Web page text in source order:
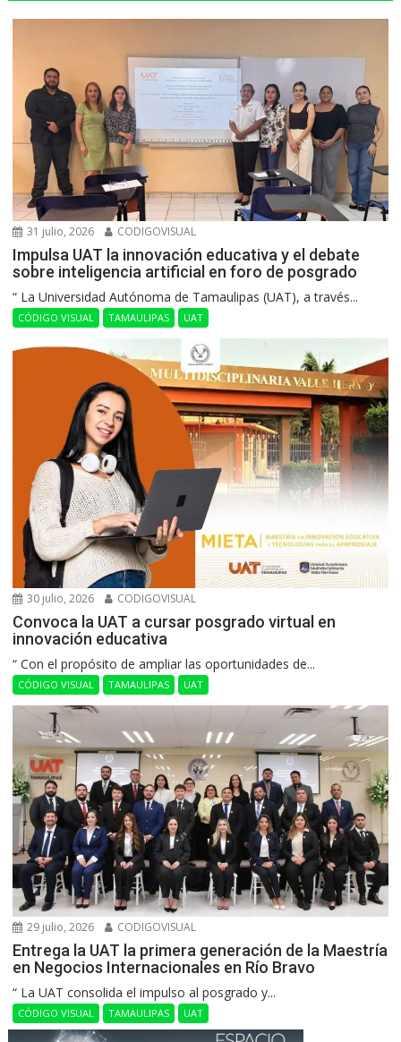
31 julio, 2026 CODIGOVISUAL
Impulsa UAT la innovación educativa y el debate
sobre inteligencia artificial en foro de posgrado
“ La Universidad Autónoma de Tamaulipas (UAT), a través...
CÓDIGO VISUAL TAMAULIPAS UAT
30 julio, 2026 CODIGOVISUAL
Convoca la UAT a cursar posgrado virtual en
innovación educativa
“ Con el propósito de ampliar las oportunidades de...
CÓDIGO VISUAL TAMAULIPAS UAT
29 julio, 2026 CODIGOVISUAL
Entrega la UAT la primera generación de la Maestría
en Negocios Internacionales en Río Bravo
“ La UAT consolida el impulso al posgrado y...
CÓDIGO VISUAL TAMAULIPAS UAT